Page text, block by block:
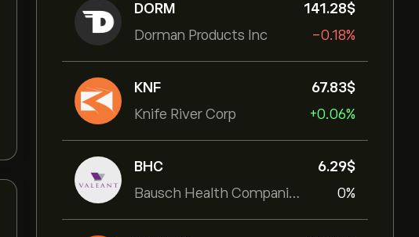
DORM
Dorman Products Inc
141.28‎$‎
-0.18%
KNF
Knife River Corp
67.83‎$‎
+0.06%
BHC
Bausch Health Companies Inc
6.29‎$‎
0%